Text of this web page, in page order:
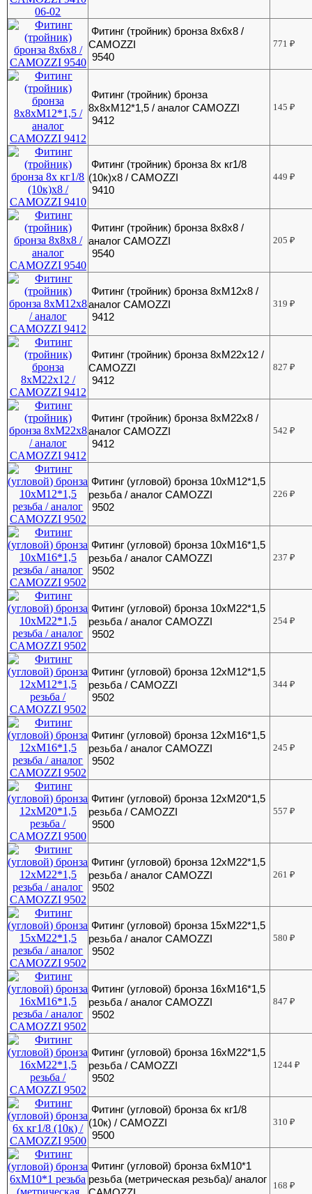
Фитинг (тройник) бронза 8x6x8 /
CAMOZZI
9540
771₽
Фитинг (тройник) бронза
8x8xМ12*1,5 / аналог CAMOZZI
9412
145₽
Фитинг (тройник) бронза 8х кг1/8
(10к)х8 / CAMOZZI
9410
449₽
Фитинг (тройник) бронза 8х8х8 /
аналог CAMOZZI
9540
205₽
Фитинг (тройник) бронза 8хМ12х8 /
аналог CAMOZZI
9412
319₽
Фитинг (тройник) бронза 8хМ22х12 /
CAMOZZI
9412
827₽
Фитинг (тройник) бронза 8хМ22х8 /
аналог CAMOZZI
9412
542₽
Фитинг (угловой) бронза 10хМ12*1,5
резьба / аналог CAMOZZI
9502
226₽
Фитинг (угловой) бронза 10хМ16*1,5
резьба / аналог CAMOZZI
9502
237₽
Фитинг (угловой) бронза 10хМ22*1,5
резьба / аналог CAMOZZI
9502
254₽
Фитинг (угловой) бронза 12хМ12*1,5
резьба / CAMOZZI
9502
344₽
Фитинг (угловой) бронза 12хМ16*1,5
резьба / аналог CAMOZZI
9502
245₽
Фитинг (угловой) бронза 12хМ20*1,5
резьба / CAMOZZI
9500
557₽
Фитинг (угловой) бронза 12хМ22*1,5
резьба / аналог CAMOZZI
9502
261₽
Фитинг (угловой) бронза 15хМ22*1,5
резьба / аналог CAMOZZI
9502
580₽
Фитинг (угловой) бронза 16хМ16*1,5
резьба / аналог CAMOZZI
9502
847₽
Фитинг (угловой) бронза 16хМ22*1,5
резьба / CAMOZZI
9502
1244₽
Фитинг (угловой) бронза 6х кг1/8
(10к) / CAMOZZI
9500
310₽
Фитинг (угловой) бронза 6хМ10*1
резьба (метрическая резьба)/ аналог
168₽